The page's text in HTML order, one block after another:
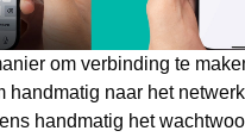
om verbinding te
handmatig naar het
handmatig het